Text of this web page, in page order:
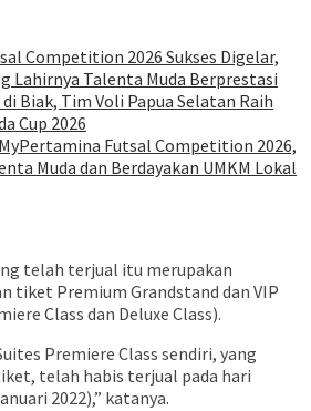
Competition 2026 Sukses Digelar,
Lahirnya Talenta Muda Berprestasi
Biak, Tim Voli Papua Selatan Raih
Cup 2026
Futsal Competition 2026,
Muda dan Berdayakan UMKM Lokal
telah terjual itu merupakan
tiket Premium Grandstand dan VIP
Class dan Deluxe Class).
Premiere Class sendiri, yang
telah habis terjual pada hari
2022),” katanya.